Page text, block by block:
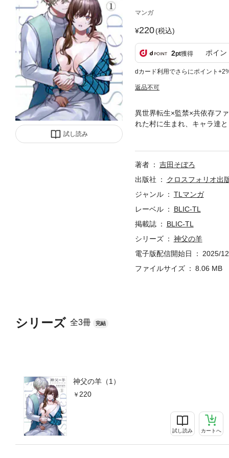
試し読み
マンガ
220(税込)
2pt獲得 ポイン
dカード利用でさらにポイント
返品不可
シリーズ 全3冊 完結
神父の羊（1）
220
試し読み カートへ
異世界転生×監禁×共依存フ
れた村に生まれ、キャラ達
思っている。村に来て数年
く色々な所に顔が効くはず
平凡に暮らしていた。家族
て自立したいと思っている
人誌作品の電子書籍版とな
著者
吉田そぼろ
出版社
クロスフォリオ出
ジャンル
TLマンガ
レーベル
BLIC-TL
掲載誌
BLIC-TL
シリーズ
神父の羊
電子版配信開始日
2025/
ファイルサイズ
8.06 MB